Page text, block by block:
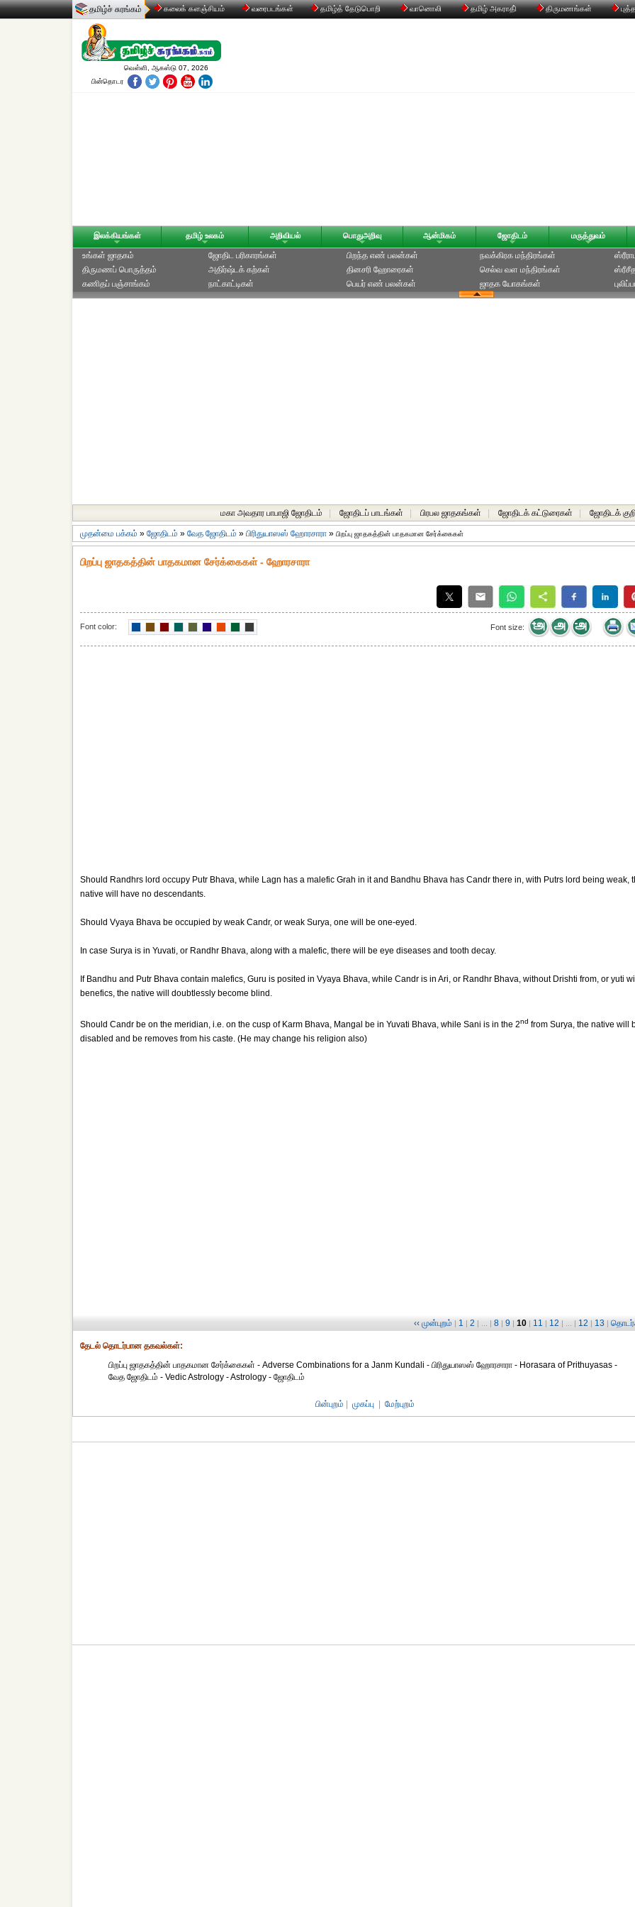
தமிழ்ச் சுரங்கம் கலைக் களஞ்சியம் வரைபடங்கள் தமிழ்த் தேடுபொறி வானொலி தமிழ் அகராதி் திருமணங்கள்
வெள்ளி, ஆகஸ்டு 07, 2026
பின்தொடர
இலக்கியங்கள் தமிழ் உலகம் அறிவியல் பொதுஅறிவு ஆன்மிகம் ஜோதிடம் மருத்துவம்
உங்கள் ஜாதகம்
திருமணப் பொருத்தம்
கணிதப் பஞ்சாங்கம்
ஜோதிட ப‌ரிகார‌ங்க‌ள்
அதிர்ஷ்டக் கற்கள்
நாட்காட்டிகள்
பிறந்த எண் பலன்கள்
தினசரி ஹோரைகள்
பெயர் எண் பலன்கள்
நவக்கிரக மந்திரங்கள்
செல்வ வள மந்திரங்கள்
ஜாதக யோகங்கள்
மகா அவதார பாபாஜி ஜோதிடம் ஜோதிடப் பாடங்கள் பிரபல ஜாதகங்கள் ஜோதிடக் கட்டுரைகள் ஜோதிடக்
முதன்மை பக்கம் » ஜோதிடம் » வேத ஜோதிடம் » பிரிதுயாஸஸ் ஹோரசாரா » பிறப்பு ஜாதகத்தின் பாதகமான சேர்க்கைகள்
பிறப்பு ஜாதகத்தின் பாதகமான சேர்க்கைகள் - ஹோரசாரா
Font color: Font size:
Should Randhrs lord occupy Putr Bhava, while Lagn has a malefic Grah in it and Bandhu Bhava has Candr there in, with Putrs lord being weak,
native will have no descendants.
Should Vyaya Bhava be occupied by weak Candr, or weak Surya, one will be one-eyed.
In case Surya is in Yuvati, or Randhr Bhava, along with a malefic, there will be eye diseases and tooth decay.
If Bandhu and Putr Bhava contain malefics, Guru is posited in Vyaya Bhava, while Candr is in Ari, or Randhr Bhava, without Drishti from, or yuti
benefics, the native will doubtlessly become blind.
Should Candr be on the meridian, i.e. on the cusp of Karm Bhava, Mangal be in Yuvati Bhava, while Sani is in the 2nd from Surya, the native will
disabled and be removes from his caste. (He may change his religion also)
‹‹ முன்புறம் | 1 | 2 | ... | 8 | 9 | 10 | 11 | 12 | ... | 12 | 13 |
தேட‌ல் தொட‌ர்பான தகவ‌ல்க‌ள்:
பிறப்பு ஜாதகத்தின் பாதகமான சேர்க்கைகள் - Adverse Combinations for a Janm Kundali - பிரிதுயாஸஸ் ஹோரசாரா - Horasara of Prithuyasas -
வேத ஜோதிடம் - Vedic Astrology - Astrology - ஜோதிடம்
பின்புறம் முகப்பு மேற்புறம்